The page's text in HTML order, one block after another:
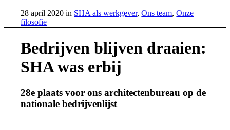
28 april 2020 in SHA als werkgever,Ons team,Onze
filosofie
Bedrijven blijven draaien:
SHA was erbij
28e plaats voor ons architectenbureau op de
nationale bedrijvenlijst